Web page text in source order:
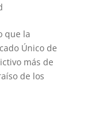
que la
Único de
más de
de los